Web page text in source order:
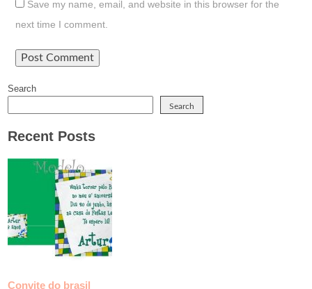
Save my name, email, and website in this browser for the
next time I comment.
Search
Search
Recent Posts
Convite do brasil